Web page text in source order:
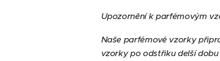
Upozornění k parfémovým
Naše parfémové vzorky
vzorky po odstřiku delší